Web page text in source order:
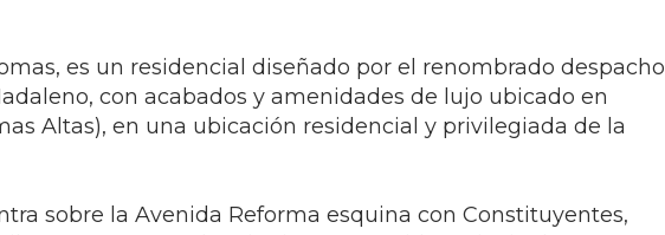
es un residencial diseñado por el renombrado despacho
con acabados y amenidades de lujo ubicado en
Altas), en una ubicación residencial y privilegiada de la
sobre la Avenida Reforma esquina con Constituyentes,